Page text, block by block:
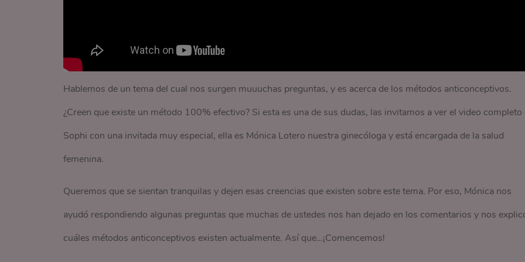
Hablemos de un tema del cual nos surgen muuuchas preguntas, y es acerca de los métodos anticonceptivos.
¿Creen que existe un método 100% efectivo? Si esta es una de sus dudas, las invitamos a ver el video completo
Sophi con una invitada muy especial, ella es Mónica Lotero nuestra ginecóloga y está encargada de la salud
femenina.
Queremos que se sientan tranquilas y dejen esas creencias que existen sobre este tema. Por eso, Mónica nos
ayudó respondiendo algunas preguntas que muchas de ustedes nos han dejado en los comentarios y nos
cuáles métodos anticonceptivos existen actualmente. Así que…¡Comencemos!